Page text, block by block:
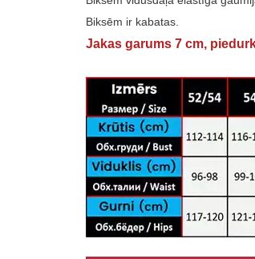
Biksēm ir kabatas.
Jakas garums 7 cm,